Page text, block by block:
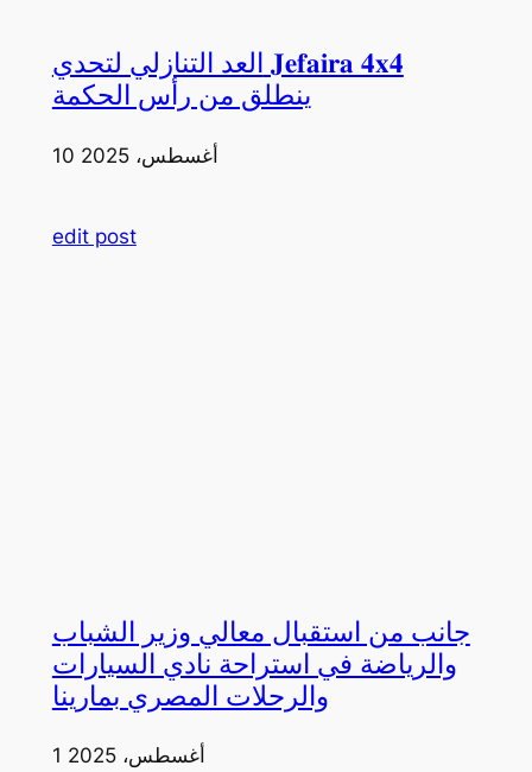
العد التنازلي لتحدي 𝐉𝐞𝐟𝐚𝐢𝐫𝐚 𝟒𝐱𝟒
ينطلق من رأس الحكمة
10 أغسطس، 2025
edit post
جانب من استقبال معالي وزير الشباب
والرياضة في استراحة نادي السيارات
والرحلات المصري بمارينا
1 أغسطس، 2025